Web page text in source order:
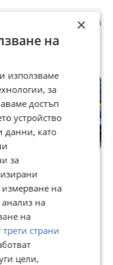
Докладвай
* ПЪЛНА
7 390 €
14 453,58 лв
×
на
използваме
за
достъп
устройство
данни, като
за
на
на
на
страни
цели,